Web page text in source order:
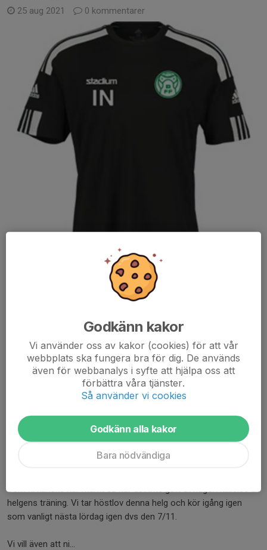
25 aug 2021 0 kommentarer
Som vissa av er säkert noterat så har det varit svårt att beställa
föreningens träningströja. Anledning till detta som med mycket
annat just nu är den pandemi som vi lever i vilket har medfört att
Stadium fått delar...
Höstlov
30 okt 2020
0 kommentarer
Hej alla barn och föräldrar!
Som ni kanske har märkt så har det inte gått ut någon kallelse till
helgens träning. Vi tar höstlov denna helg och kör igång igen
som vanligt nästa lördag igen dvs den 7/11.
Vi vill även att ni...
Godkänn kakor
Vi använder oss av kakor (cookies) för att vår
webbplats ska fungera bra för dig. De används
även för webbanalys i syfte att hjälpa oss att
förbättra våra tjänster.
Så använder vi cookies
Godkänn alla kakor
Bara nödvändiga